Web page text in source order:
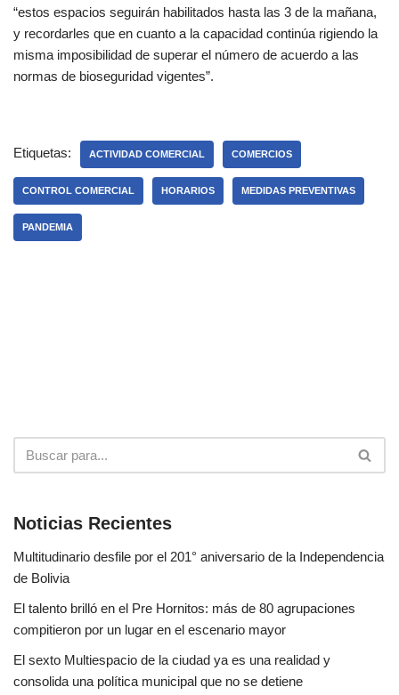
“estos espacios seguirán habilitados hasta las 3 de la mañana,
y recordarles que en cuanto a la capacidad continúa rigiendo la
misma imposibilidad de superar el número de acuerdo a las
normas de bioseguridad vigentes”.
Etiquetas: ACTIVIDAD COMERCIAL COMERCIOS
CONTROL COMERCIAL HORARIOS MEDIDAS PREVENTIVAS
PANDEMIA
Noticias Recientes
Multitudinario desfile por el 201° aniversario de la Independencia
de Bolivia
El talento brilló en el Pre Hornitos: más de 80 agrupaciones
compitieron por un lugar en el escenario mayor
El sexto Multiespacio de la ciudad ya es una realidad y
consolida una política municipal que no se detiene